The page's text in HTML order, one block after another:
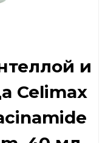
и
Celimax